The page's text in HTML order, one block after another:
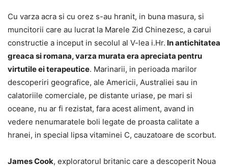
Cu varza acra si cu orez s-au hranit, in buna masura, si
muncitorii care au lucrat la Marele Zid Chinezesc, a carui
constructie a inceput in secolul al V-lea i.Hr. In antichitatea
greaca si romana, varza murata era apreciata pentru
virtutile ei terapeutice. Marinarii, in perioada marilor
descoperiri geografice, ale Americii, Australiei sau in
calatoriile comerciale, pe distante uriase, pe mari si
oceane, nu ar fi rezistat, fara acest aliment, avand in
vedere nenumaratele boli legate de proasta calitate a
hranei, in special lipsa vitaminei C, cauzatoare de scorbut.
James Cook, exploratorul britanic care a descoperit Noua